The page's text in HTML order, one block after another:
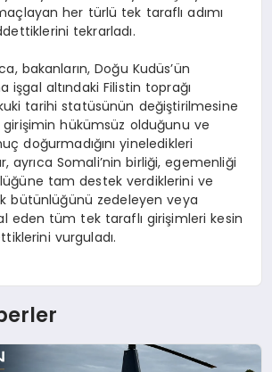
her türlü tek taraflı adımı
tekrarladı.
bakanların, Doğu Kudüs’ün
işgal altındaki Filistin toprağı
tarihi statüsünün değiştirilmesine
hükümsüz olduğunu ve
doğurmadığını yineledikleri
ayrıca Somali’nin birliği, egemenliği
tam destek verdiklerini ve
bütünlüğünü zedeleyen veya
eden tüm tek taraflı girişimleri kesin
vurguladı.